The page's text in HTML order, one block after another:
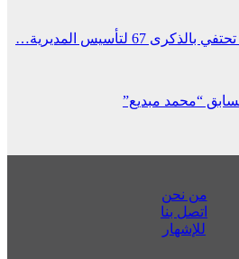
67 لتأسيس المديرية…
“محمد مبديع”
من نحن
اتصل بنا
للإشهار